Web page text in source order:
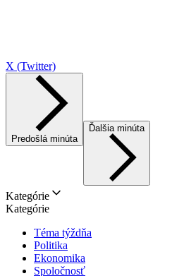
X (Twitter)
Predošlá minúta
Ďalšia minúta
Kategórie
Kategórie
Téma týždňa
Politika
Ekonomika
Spoločnosť